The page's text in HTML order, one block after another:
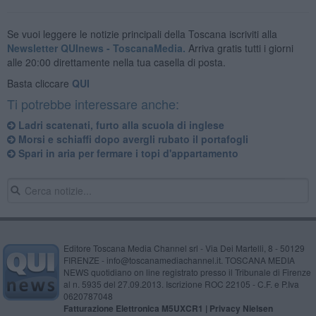
Se vuoi leggere le notizie principali della Toscana iscriviti alla
Newsletter QUInews - ToscanaMedia. Arriva gratis tutti i giorni
alle 20:00 direttamente nella tua casella di posta.
Basta cliccare QUI
Ti potrebbe interessare anche:
Ladri scatenati, furto alla scuola di inglese
Morsi e schiaffi dopo avergli rubato il portafogli
Spari in aria per fermare i topi d'appartamento
Editore Toscana Media Channel srl - Via Dei Martelli, 8 - 50129
FIRENZE - info@toscanamediachannel.it. TOSCANA MEDIA
NEWS quotidiano on line registrato presso il Tribunale di Firenze
al n. 5935 del 27.09.2013. Iscrizione ROC 22105 - C.F. e P.Iva
0620787048
Fatturazione Elettronica M5UXCR1 | Privacy Nielsen